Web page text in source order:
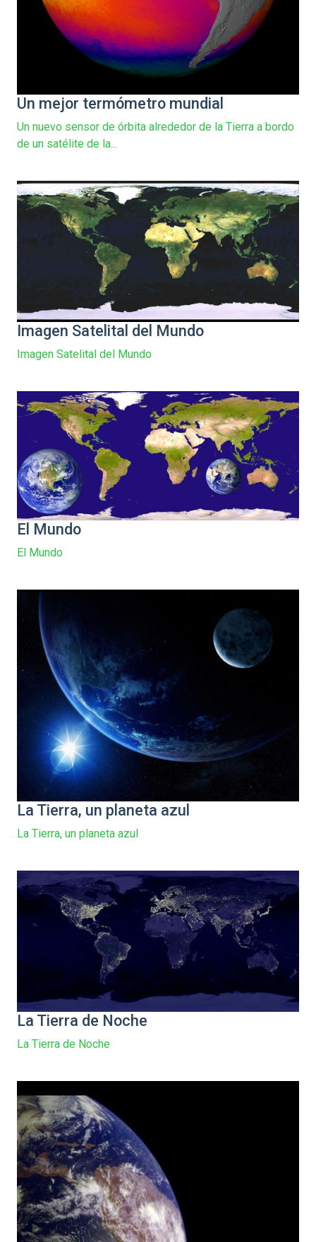
Un mejor termómetro mundial
Un nuevo sensor de órbita alrededor de la Tierra a bordo
de un satélite de la...
Imagen Satelital del Mundo
Imagen Satelital del Mundo
El Mundo
El Mundo
La Tierra, un planeta azul
La Tierra, un planeta azul
La Tierra de Noche
La Tierra de Noche